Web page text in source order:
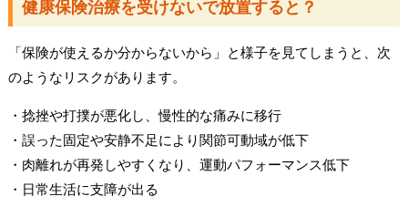
健康保険治療を受けないで放置すると？
「保険が使えるか分からないから」と様子を見てしまうと、次
のようなリスクがあります。
・捻挫や打撲が悪化し、慢性的な痛みに移行
・誤った固定や安静不足により関節可動域が低下
・肉離れが再発しやすくなり、運動パフォーマンス低下
・日常生活に支障が出る